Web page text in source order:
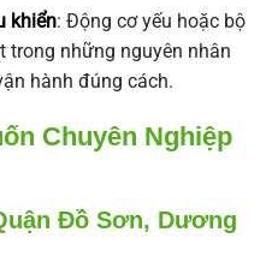
khiển: Động cơ yếu hoặc bộ
trong những nguyên nhân
hành đúng cách.
Chuyên Nghiệp
Đồ Sơn, Dương